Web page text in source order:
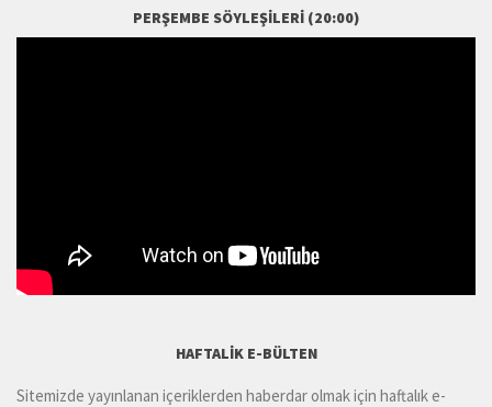
PERŞEMBE SÖYLEŞILERI (20:00)
HAFTALIK E-BÜLTEN
Sitemizde yayınlanan içeriklerden haberdar olmak için haftalık e-